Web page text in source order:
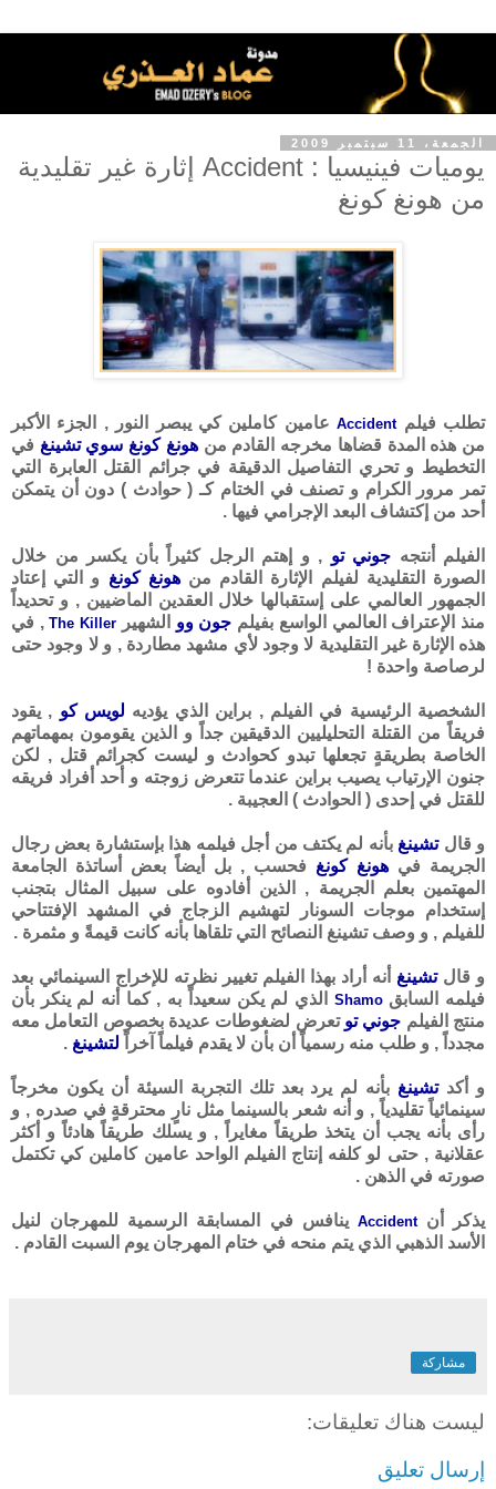
الجمعة، 11 سبتمبر 2009
يوميات فينيسيا : Accident إثارة غير تقليدية
من هونغ كونغ
تطلب فيلمAccident عامين كاملين كي يبصر النور , الجزء الأكبر
من هذه المدة قضاها مخرجه القادم منهونغ كونغ سوي تشينغ في
التخطيط و تحري التفاصيل الدقيقة في جرائم القتل العابرة التي
تمر مرور الكرام و تصنف في الختام كـ ( حوادث ) دون أن يتمكن
أحد من إكتشاف البعد الإجرامي فيها .
الفيلم أنتجه جوني تو , و إهتم الرجل كثيراً بأن يكسر من خلال
الصورة التقليدية لفيلم الإثارة القادم منهونغ كونغ و التي إعتاد
الجمهور العالمي على إستقبالها خلال العقدين الماضيين , و تحديداً
منذ الإعتراف العالمي الواسع بفيلم جون وو الشهير The Killer, في
هذه الإثارة غير التقليدية لا وجود لأي مشهد مطاردة , و لا وجود حتى
لرصاصة واحدة !
الشخصية الرئيسية في الفيلم , براين الذي يؤديه لويس كو , يقود
فريقاً من القتلة التحليليين الدقيقين جداً و الذين يقومون بمهماتهم
الخاصة بطريقةٍ تجعلها تبدو كحوادث و ليست كجرائم قتل , لكن
جنون الإرتياب يصيب براين عندما تتعرض زوجته و أحد أفراد فريقه
للقتل في إحدى ( الحوادث ) العجيبة .
و قالتشينغ بأنه لم يكتف من أجل فيلمه هذا بإستشارة بعض رجال
الجريمة في هونغ كونغ فحسب , بل أيضاً بعض أساتذة الجامعة
المهتمين بعلم الجريمة , الذين أفادوه على سبيل المثال بتجنب
إستخدام موجات السونار لتهشيم الزجاج في المشهد الإفتتاحي
للفيلم , و وصف تشينغ النصائح التي تلقاها بأنه كانت قيمةً و مثمرة .
و قالتشينغ أنه أراد بهذا الفيلم تغيير نظرته للإخراج السينمائي بعد
فيلمه السابقShamo الذي لم يكن سعيداً به , كما أنه لم ينكر بأن
منتج الفيلم جوني تو تعرض لضغوطات عديدة بخصوص التعامل معه
مجدداً , و طلب منه رسمياً أن بأن لا يقدم فيلماً آخراً لتشينغ .
و أكدتشينغ بأنه لم يرد بعد تلك التجربة السيئة أن يكون مخرجاً
سينمائياً تقليدياً , و أنه شعر بالسينما مثل نارٍ محترقةٍ في صدره , و
رأى بأنه يجب أن يتخذ طريقاً مغايراً , و يسلك طريقاً هادئاً و أكثر
عقلانية , حتى لو كلفه إنتاج الفيلم الواحد عامين كاملين كي تكتمل
صورته في الذهن .
يذكر أنAccident ينافس في المسابقة الرسمية للمهرجان لنيل
الأسد الذهبي الذي يتم منحه في ختام المهرجان يوم السبت القادم .
مشاركة
ليست هناك تعليقات:
إرسال تعليق